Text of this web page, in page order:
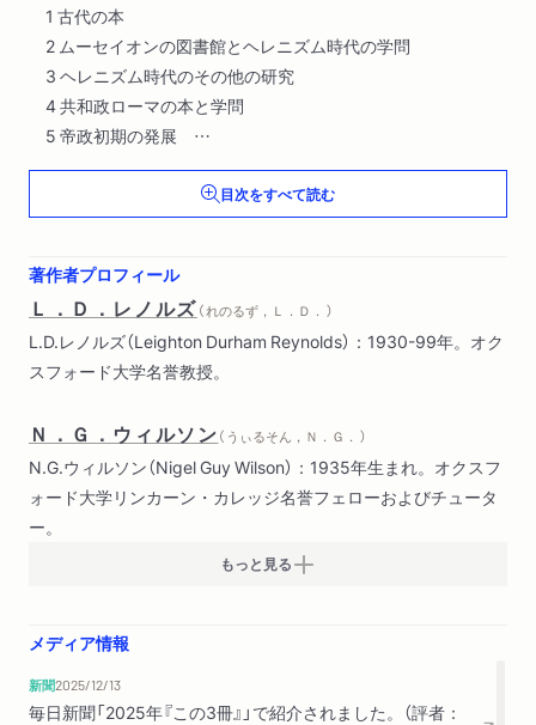
1 古代の本
2 ムーセイオンの図書館とヘレニズム時代の学問
3 ヘレニズム時代のその他の研究
4 共和政ローマの本と学問
5 帝政初期の発展
6 2世紀の擬古主義
8 巻子本から冊子本（コデツクス）へ
10 奥書（おくがき）
第二章 東のギリシア語圏
1 帝政ローマの学問と文献
3 ビザンツ時代初期
4 オリエントにおけるギリシア語テクスト
5 九世紀の古典復興
6 ビザンツ時代後期
2 アイルランドとイングランド
3 アングロ・サクソン人の伝道師たち
4 ブリテン諸島が古典テクストに与えた影響
目次をすべて読む
著作者プロフィール
Ｌ．Ｄ．レノルズ（ れのるず，Ｌ．Ｄ． ）
L.D.レノルズ（Leighton Durham Reynolds）：1930-99年。オク
スフォード大学名誉教授。
Ｎ．Ｇ．ウィルソン（ うぃるそん，Ｎ．Ｇ． ）
N.G.ウィルソン（Nigel Guy Wilson）：1935年生まれ。オクスフ
ォード大学リンカーン・カレッジ名誉フェローおよびチュータ
ー。
もっと見る
メディア情報
新聞2025/12/13
毎日新聞「2025年『この3冊』」で紹介されました。（評者：